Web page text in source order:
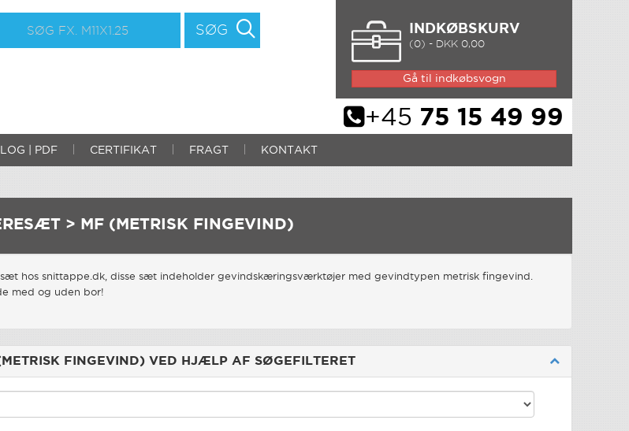
INDKØBSKURV
(0) - DKK 0,00
Gå til indkøbsvogn
| PDF CERTIFIKAT FRAGT KONTAKT
+45 75 15 49 99
SØG
> MF (METRISK FINGEVIND)
hos snittappe.dk, disse sæt indeholder gevindskæringsværktøjer med gevindtypen metrisk fingevind.
med og uden bor!
FINGEVIND) VED HJÆLP AF SØGEFILTERET